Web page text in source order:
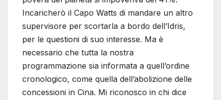
Incaricherò il Capo Watts di mandare un altro
supervisore per scortarla a bordo dell’Idris,
per le questioni di suo interesse. Ma è
necessario che tutta la nostra
programmazione sia informata a quell’ordine
cronologico, come quella dell’abolizione delle
concessioni in Cina. Mi riconosco in chi dice